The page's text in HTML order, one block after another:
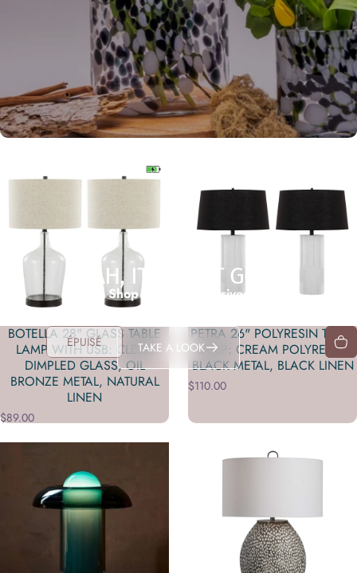
YEAH, IT'S THAT GOOD
Shop in-store exclusives
TAKE A LOOK
ÉPUISÉ
BOTELLA 28" GLASS TABLE
LAMP WITH USB: CLEAR
DIMPLED GLASS, OIL
BRONZE METAL, NATURAL
LINEN
$89.00
PETRA 26" POLYRESIN TABLE
LAMP: CREAM POLYRESIN,
BLACK METAL, BLACK LINEN
$110.00